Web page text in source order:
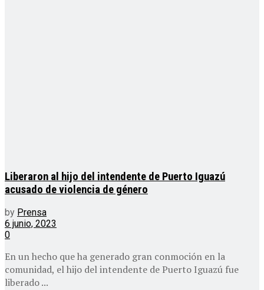
Liberaron al hijo del intendente de Puerto Iguazú
acusado de violencia de género
by Prensa
6 junio, 2023
0
En un hecho que ha generado gran conmoción en la
comunidad, el hijo del intendente de Puerto Iguazú fue
liberado ...